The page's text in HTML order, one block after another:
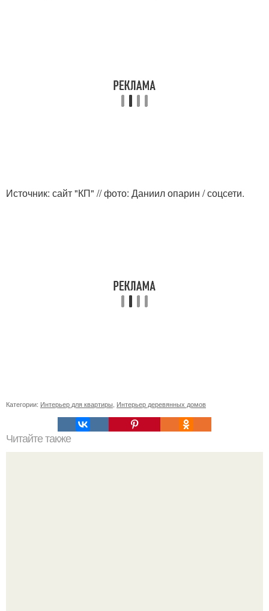
Источник: сайт "КП" // фото: Даниил опарин / соцсети.
Категории: Интерьер для квартиры Интерьер деревянных домов
Читайте также